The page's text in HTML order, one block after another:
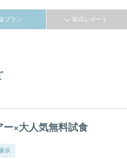
プラン 挙式レポート
ー×大人気無料試食
示